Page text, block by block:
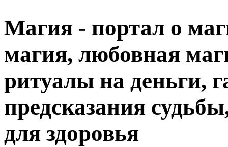
Магия - портал о
магия, любовная
ритуалы на деньги,
предсказания
для здоровья